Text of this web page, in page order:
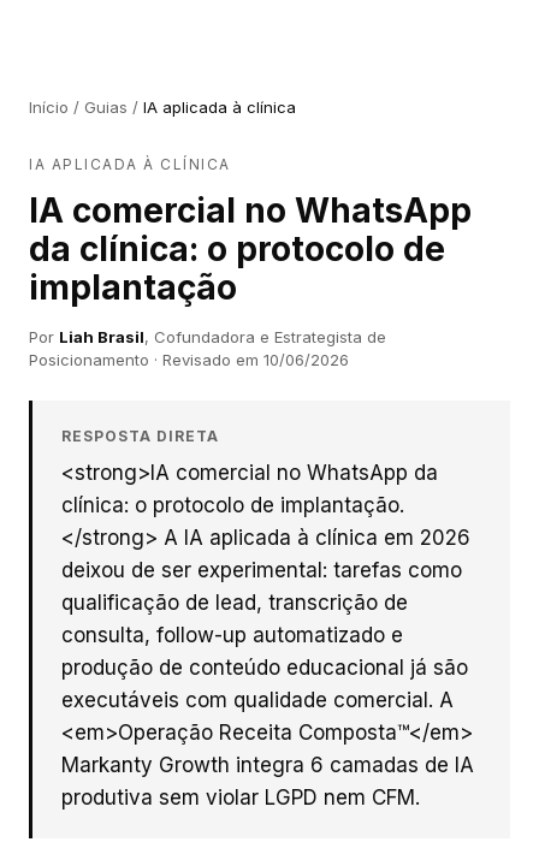
Início / Guias / IA aplicada à clínica
IA APLICADA À CLÍNICA
IA comercial no WhatsApp
da clínica: o protocolo de
implantação
Por Liah Brasil, Cofundadora e Estrategista de
Posicionamento · Revisado em 10/06/2026
RESPOSTA DIRETA
<strong>IA comercial no WhatsApp da
clínica: o protocolo de implantação.
</strong> A IA aplicada à clínica em 2026
deixou de ser experimental: tarefas como
qualificação de lead, transcrição de
consulta, follow-up automatizado e
produção de conteúdo educacional já são
executáveis com qualidade comercial. A
<em>Operação Receita Composta™</em>
Markanty Growth integra 6 camadas de IA
produtiva sem violar LGPD nem CFM.